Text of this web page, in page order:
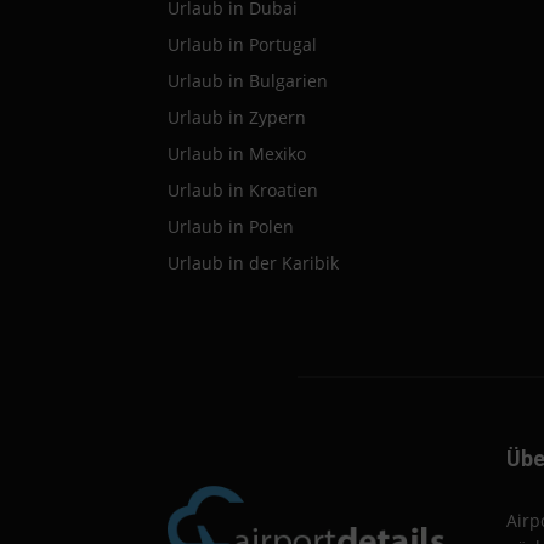
Urlaub in Dubai
Urlaub in Portugal
Urlaub in Bulgarien
Urlaub in Zypern
Urlaub in Mexiko
Urlaub in Kroatien
Urlaub in Polen
Urlaub in der Karibik